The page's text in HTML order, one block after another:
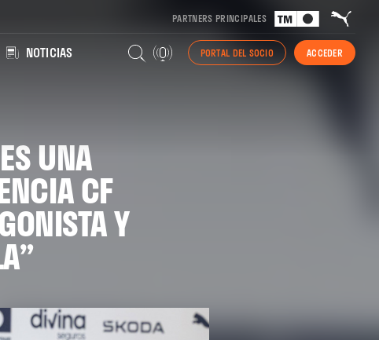
PARTNERS PRINCIPALES
NOTICIAS PORTAL DEL SOCIO ACCEDER
UNA
CF
Y